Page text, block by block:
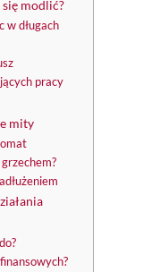
modlić?
w długach
pracy
mity